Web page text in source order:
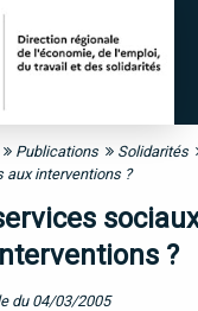
Publications Solidarités
aux interventions ?
?
du 04/03/2005